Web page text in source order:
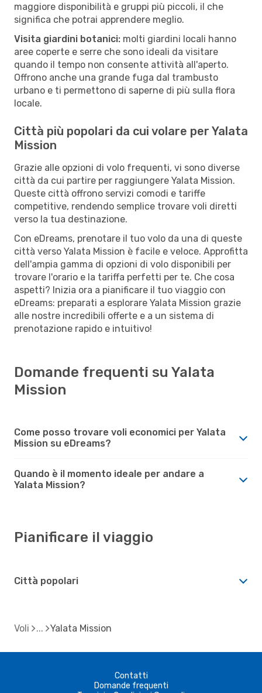
maggiore disponibilità e gruppi più piccoli, il che
significa che potrai apprendere meglio.
Visita giardini botanici: molti giardini locali hanno
aree coperte e serre che sono ideali da visitare
quando il tempo non consente attività all'aperto.
Offrono anche una grande fuga dal trambusto
urbano e ti permettono di saperne di più sulla flora
locale.
Città più popolari da cui volare per Yalata
Mission
Grazie alle opzioni di volo frequenti, vi sono diverse
città da cui partire per raggiungere Yalata Mission.
Queste città offrono servizi comodi e tariffe
competitive, rendendo semplice trovare voli diretti
verso la tua destinazione.
Con eDreams, prenotare il tuo volo da una di queste
città verso Yalata Mission è facile e veloce. Approfitta
dell'ampia gamma di opzioni di volo disponibili per
trovare l'orario e la tariffa perfetti per te. Che cosa
aspetti? Inizia ora a pianificare il tuo viaggio con
eDreams: preparati a esplorare Yalata Mission grazie
alle nostre incredibili offerte e a un sistema di
prenotazione rapido e intuitivo!
Domande frequenti su Yalata
Mission
Come posso trovare voli economici per Yalata
Mission su eDreams?
Quando è il momento ideale per andare a
Yalata Mission?
Pianificare il viaggio
Città popolari
Voli Yalata Mission
Contatti
Domande frequenti